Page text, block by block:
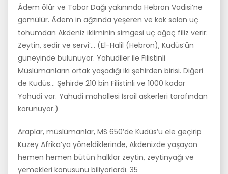
Âdem ölür ve Tabor Dağı yakınında Hebron Vadisi’ne
gömülür. Âdem in ağzında ye­şeren ve kök salan üç
tohumdan Akdeniz ikliminin simgesi üç ağaç filiz verir:
Zeytin, sedir ve servi’… (El-Halil (Hebron), Kudüs’ün
güneyinde bu­lunuyor. Yahudiler ile Filistinli
Müslümanların ortak yaşadığı iki şehirden birisi. Diğeri
de Kudüs… Şehirde 210 bin Filistinli ve 1000 kadar
Yahudi var. Yahudi mahallesi İsrail askerleri tarafından
korunuyor.)
Araplar, müslümanlar, MS 650’de Kudüs’ü ele geçirip
Kuzey Afrika’ya yöneldiklerinde, Akdenizde yaşayan
hemen hemen bütün halklar zeytin, zeytinyağı ve
yemekleri konusunu biliyorlardı. 35